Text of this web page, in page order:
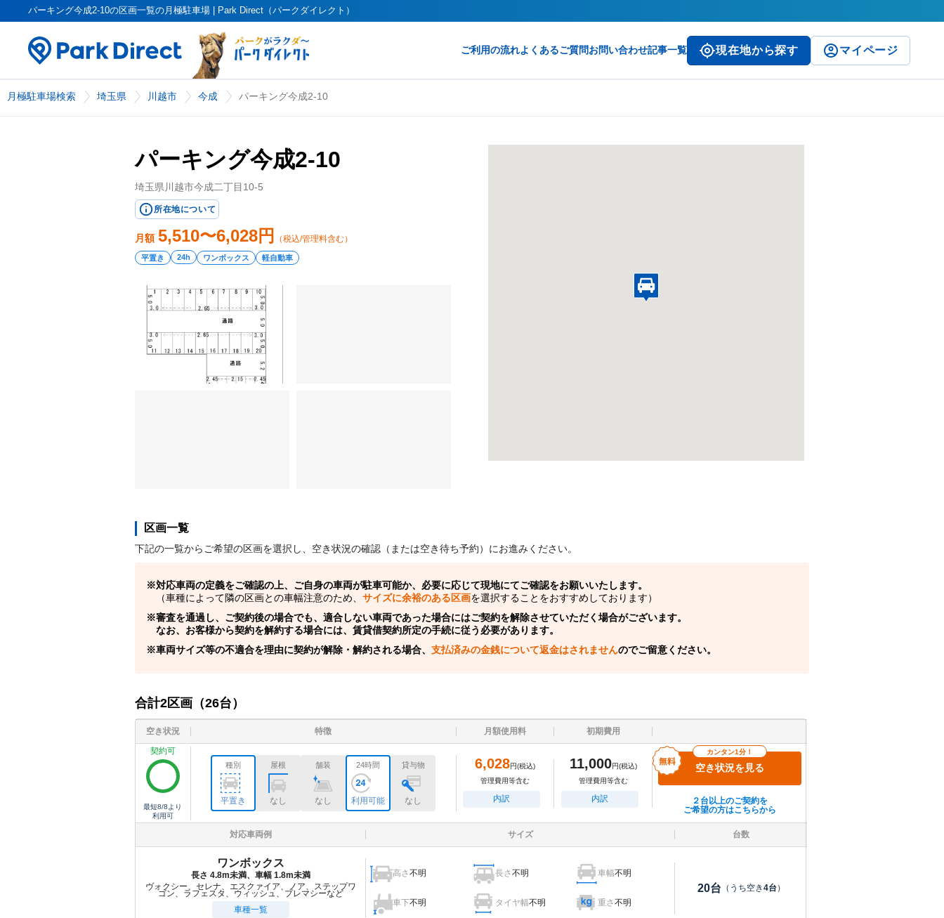
パーキング今成2-10の区画一覧の月極駐車場 | Park Direct（パークダイレクト）
ご利用の流れよくあるご質問お問い合わせ記事一覧 現在地から探す マイページ
月極駐車場検索 埼玉県 川越市 今成 パーキング今成2-10
パーキング今成2-10
埼玉県川越市今成二丁目10-5
所在地について
月額 5,510〜6,028円 （税込/管理料含む）
平置き 24h ワンボックス 軽自動車
区画一覧
下記の一覧からご希望の区画を選択し、空き状況の確認（または空き待ち予約）にお進みください。
対応車両の定義をご確認の上、ご自身の車両が駐車可能か、必要に応じて現地にてご確認をお願いいたします。
（車種によって隣の区画との車幅注意のため、 サイズに余裕のある区画を選択することをおすすめしております）
審査を通過し、ご契約後の場合でも、適合しない車両であった場合にはご契約を解除させていただく場合がございます。
なお、お客様から契約を解約する場合には、賃貸借契約所定の手続に従う必要があります。
車両サイズ等の不適合を理由に契約が解除・解約される場合、 支払済みの金銭について返金はされませんのでご留意ください。
合計2区画（26台）
空き状況 特徴 月額使用料
初期費用
契約可
最短8/8 より
利用可
種別
平置き
屋根
なし
舗装
なし
24時間
利用可能
貸与物
なし
6,028円(税込)
管理費用等含む
内訳
11,000円(税込)
管理費用等含む
内訳
カンタン1分！
空き状況を見る
２台以上のご契約を
ご希望の方はこちらから
対応車両例 サイズ 台数
ワンボックス
長さ 4.8m未満、車幅 1.8m未満
ヴォクシー、セレナ、エスクァイア、ノア、ステップワ
ゴン、ラフェスタ、ウィッシュ、プレマシーなど
車種一覧
高さ不明 長さ不明 車幅不明
車下不明 タイヤ幅不明 重さ不明
20台 （うち空き4台）